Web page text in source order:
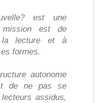
est une
est de
la lecture et à
formes.
autonome
de ne pas se
assidus,